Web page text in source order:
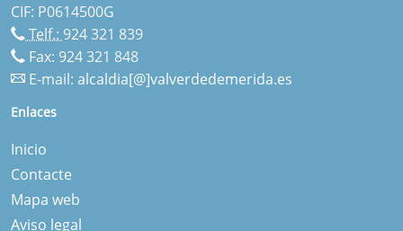
CIF: P0614500G
Telf.: 924 321 839
Fax: 924 321 848
E-mail: alcaldia[@]valverdedemerida.es
Enlaces
Inicio
Contacte
Mapa web
Aviso legal